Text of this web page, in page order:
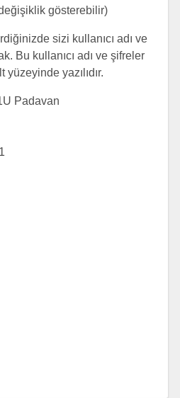
gösterebilir)
sizi kullanıcı adı ve
Bu kullanıcı adı ve şifreler
yazılıdır.
Padavan